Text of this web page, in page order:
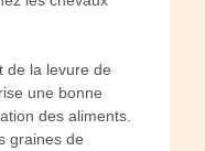
de la levure de
une bonne
des aliments.
graines de